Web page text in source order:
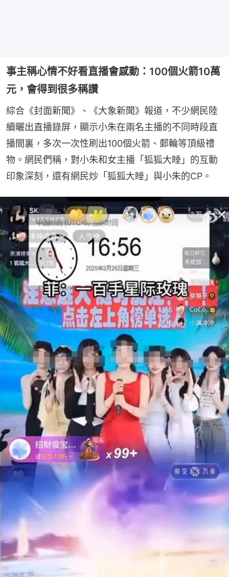
事主稱心情不好看直播會感動：100個火箭10萬
元，會得到很多稱讚
綜合《封面新聞》、《大象新聞》報道，不少網民陸
續曬出直播錄屏，顯示小朱在兩名主播的不同時段直
播間裏，多次一次性刷出100個火箭、郵輪等頂級禮
物。網民們稱，對小朱和女主播「狐狐大睡」的互動
印象深刻，還有網民炒「狐狐大睡」與小朱的CP。